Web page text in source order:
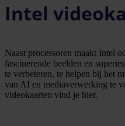
Intel
Naast processoren maakt Intel
fascinerende beelden en
te verbeteren, te helpen bij het
van AI en mediaverwerking te
videokaarten vind je hier.